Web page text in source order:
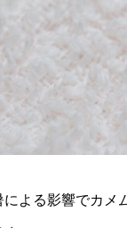
による影響でカメ